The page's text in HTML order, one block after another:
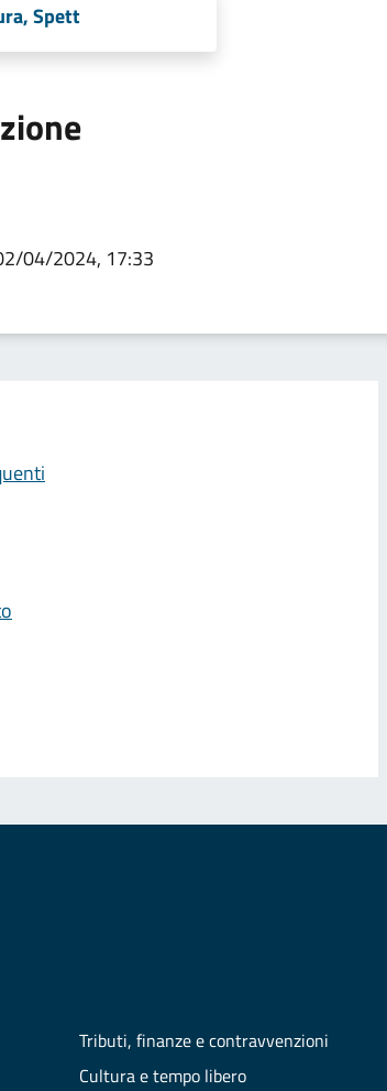
Spett
04/2024, 17:33
Tributi, finanze e contravvenzioni
Cultura e tempo libero